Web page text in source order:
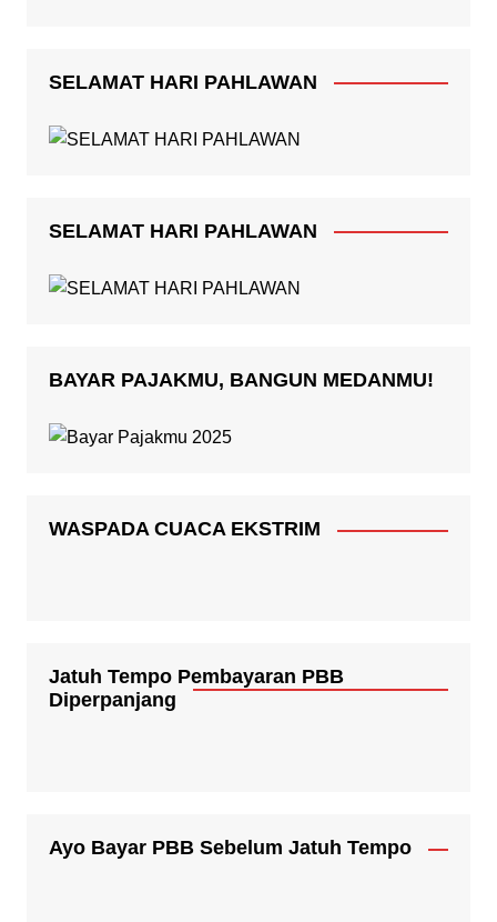
SELAMAT HARI PAHLAWAN
SELAMAT HARI PAHLAWAN
BAYAR PAJAKMU, BANGUN MEDANMU!
WASPADA CUACA EKSTRIM
Jatuh Tempo Pembayaran PBB
Diperpanjang
Ayo Bayar PBB Sebelum Jatuh Tempo